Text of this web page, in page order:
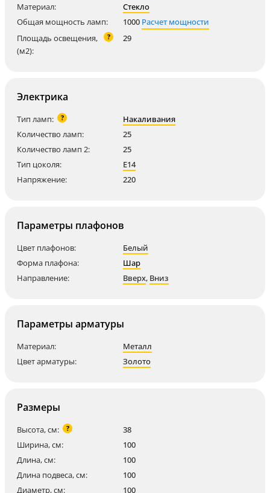
Материал:
Стекло
Общая мощность ламп:
1000 Расчет мощности
Площадь освещения,
(м2):
? 29
Электрика
Тип ламп: ?
Накаливания
Количество ламп:
25
Количество ламп 2:
25
Тип цоколя:
E14
Напряжение:
220
Параметры плафонов
Цвет плафонов:
Белый
Форма плафона:
Шар
Направление:
Вверх, Вниз
Параметры арматуры
Материал:
Металл
Цвет арматуры:
Золото
Размеры
Высота, см: ?
38
Ширина, см:
100
Длина, см:
100
Длина подвеса, см:
100
Диаметр, см:
100